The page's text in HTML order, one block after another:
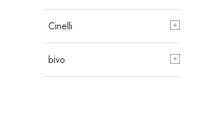
Cinelli
bivo